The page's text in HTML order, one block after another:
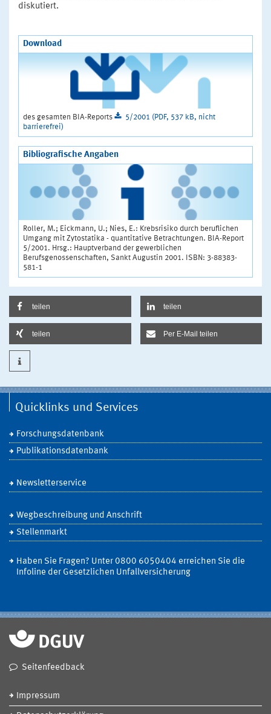
diskutiert.
Download
des gesamten BIA-Reports
5/2001 (PDF, 537 kB, nicht
barrierefrei)
Bibliografische Angaben
Roller, M.; Eickmann, U.; Nies, E.: Krebsrisiko durch beruflichen
Umgang mit Zytostatika - quantitative Betrachtungen. BIA-Report
5/2001. Hrsg.: Hauptverband der gewerblichen
Berufsgenossenschaften, Sankt Augustin 2001. ISBN: 3-88383-
581-1
teilen teilen
teilen Per E-Mail teilen
Quicklinks und Services
Forschungsdatenbank
Publikationsdatenbank
Newsletterservice
Wegbeschreibung und Anschrift
Stellenmarkt
Haben Sie Fragen? Unter 0800 6050404 erreichen Sie die
Infoline der Gesetzlichen Unfallversicherung
Seitenfeedback
Impressum